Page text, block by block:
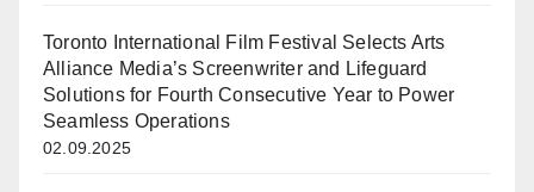
Toronto International Film Festival Selects Arts
Alliance Media’s Screenwriter and Lifeguard
Solutions for Fourth Consecutive Year to Power
Seamless Operations
02.09.2025